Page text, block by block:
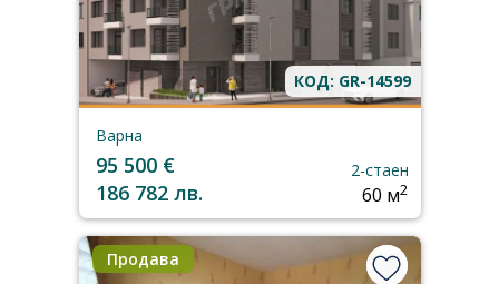
КОД: GR-14599
Варна
95 500 €
186 782 лв.
2-стаен
60 м2
Продава